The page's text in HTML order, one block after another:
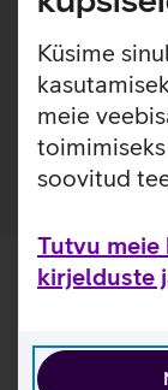
Küsime
meie
soovitud
Tutvu
kirjelduste
Google Pixel
kindlalt sinu
tervise
aitab vältida